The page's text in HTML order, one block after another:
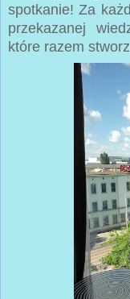
spotkanie! Za
przekazanej
które razem